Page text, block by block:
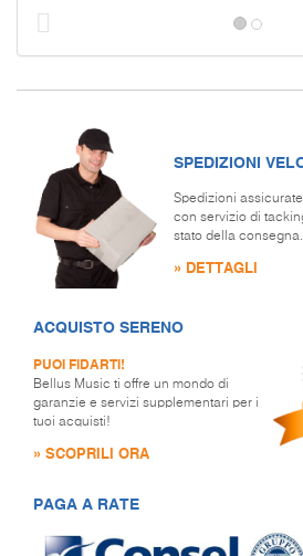
SPEDIZIONI
Spedizioni
con servizio di
stato della consegna.
» DETTAGLI
ACQUISTO SERENO
PUOI FIDARTI!
Bellus Music ti offre un mondo di
garanzie e servizi supplementari per i
tuoi acquisti!
» SCOPRILI ORA
PAGA A RATE